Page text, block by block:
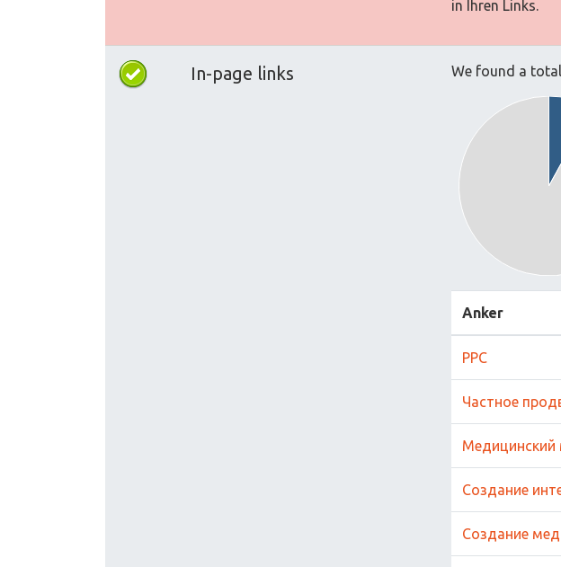
in Ihren Links.
In-page links We found a
Anker
PPC
Частное
Медицинский
Создание
Создание